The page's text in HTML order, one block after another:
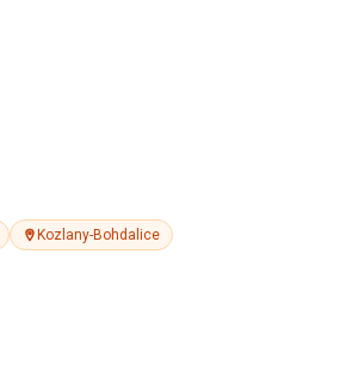
Kozlany-Bohdalice